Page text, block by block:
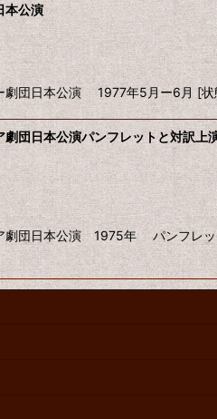
本公演
劇団日本公演 1977年5月ー6月 [
団日本公演パンフレットと対訳上
劇団日本公演 1975年 パンフレッ